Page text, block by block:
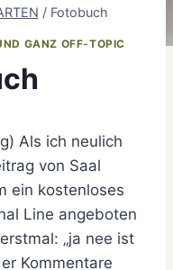
/ Fotobuch
GANZ OFF-TOPIC
Als ich neulich
von Saal
ein kostenloses
Line angeboten
„ja nee ist
Kommentare